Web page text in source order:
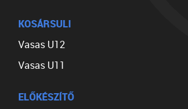
KOSÁRSULI
Vasas U12
Vasas U11
ELŐKÉSZÍTŐ